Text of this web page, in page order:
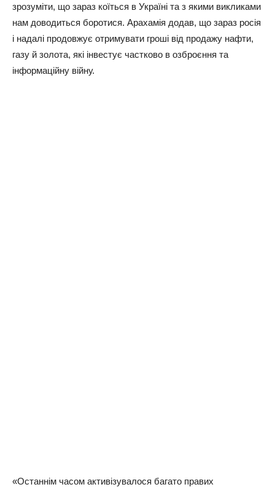
зрозуміти, що зараз коїться в Україні та з якими викликами
нам доводиться боротися. Арахамія додав, що зараз росія
і надалі продовжує отримувати гроші від продажу нафти,
газу й золота, які інвестує частково в озброєння та
інформаційну війну.
«Останнім часом активізувалося багато правих